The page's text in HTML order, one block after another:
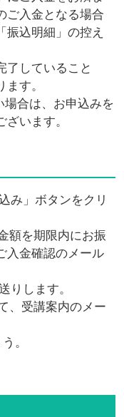
ご入金となる場合
振込明細」の控え
了していること
す。
合は、お申込みを
います。
み」ボタンをクリ
額を期限内にお振
入金確認のメール
りします。
、受講案内のメー
。